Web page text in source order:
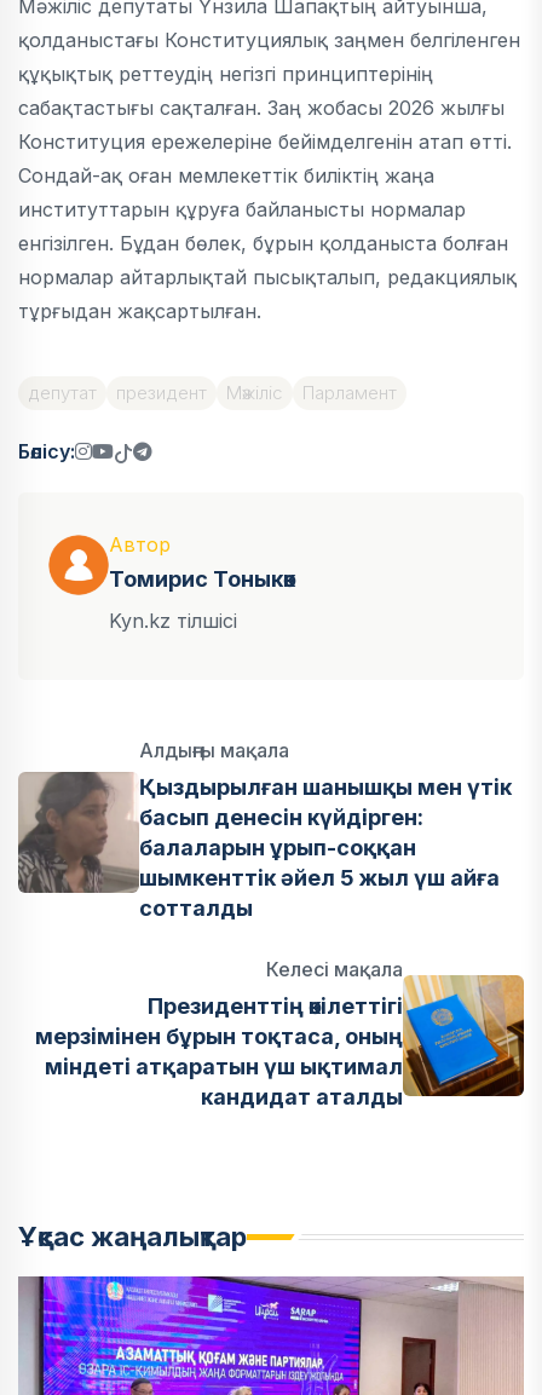
Мәжіліс депутаты Үнзила Шапақтың айтуынша,
қолданыстағы Конституциялық заңмен белгіленген
құқықтық реттеудің негізгі принциптерінің
сабақтастығы сақталған. Заң жобасы 2026 жылғы
Конституция ережелеріне бейімделгенін атап өтті.
Сондай-ақ оған мемлекеттік биліктің жаңа
институттарын құруға байланысты нормалар
енгізілген. Бұдан бөлек, бұрын қолданыста болған
нормалар айтарлықтай пысықталып, редакциялық
тұрғыдан жақсартылған.
депутат президент Мәжіліс Парламент
Бөлісу:
Автор
Томирис Тоныкөк
Kyn.kz тілшісі
Алдыңғы мақала
Қыздырылған шанышқы мен үтік
басып денесін күйдірген:
балаларын ұрып-соққан
шымкенттік әйел 5 жыл үш айға
сотталды
Келесі мақала
Президенттің өкілеттігі
мерзімінен бұрын тоқтаса, оның
міндеті атқаратын үш ықтимал
кандидат аталды
Ұқсас жаңалықтар